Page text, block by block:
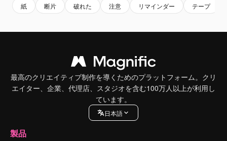
紙 断片 破れた 注意 リマインダー テープ
最高のクリエイティブ制作を導くためのプラットフォーム。クリ
エイター、企業、代理店、スタジオを含む100万人以上が利用し
ています。
日本語
製品